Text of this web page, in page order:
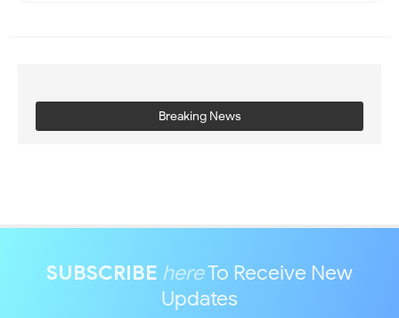
Breaking News
SUBSCRIBE hereTo Receive New
Updates